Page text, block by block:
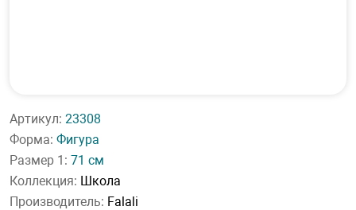
Артикул: 23308
Форма: Фигура
Размер 1: 71 см
Коллекция: Школа
Производитель: Falali